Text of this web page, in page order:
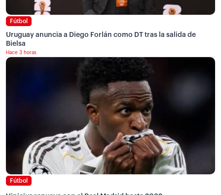
Fútbol
Uruguay anuncia a Diego Forlán como DT tras la salida de
Bielsa
Hace 3 horas
Fútbol